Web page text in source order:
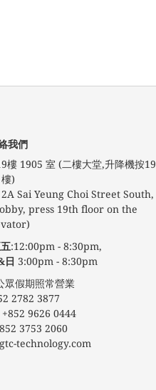
我們
樓 1905 室 (二樓大堂,升降機按19
樓)
Sai Yeung Choi Street South,
press 19th floor on the
:12:00pm - 8:30pm,
日 3:00pm - 8:30pm
照常營業
2782 3877
+852 9626 0444
3753 2060
technology.com